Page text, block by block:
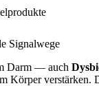
Signalwege
Darm — auch
Körper verstärken.